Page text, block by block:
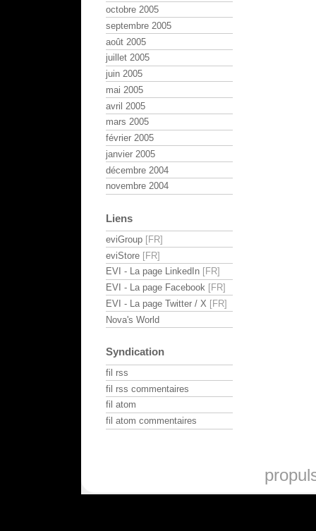
octobre 2005
septembre 2005
août 2005
juillet 2005
juin 2005
mai 2005
avril 2005
mars 2005
février 2005
janvier 2005
décembre 2004
novembre 2004
Liens
eviGroup
eviStore
EVI - La page LinkedIn
EVI - La page Facebook
EVI - La page Twitter / X
Nova's World
Syndication
fil rss
fil rss commentaires
fil atom
fil atom commentaires